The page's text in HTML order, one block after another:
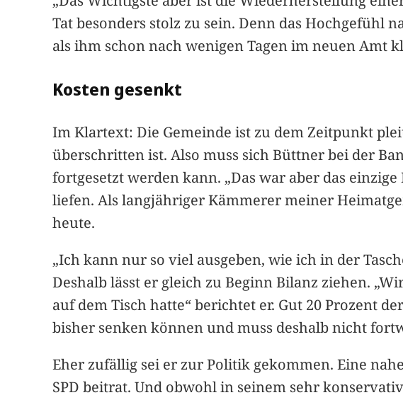
Tat besonders stolz zu sein. Denn das Hochgefühl
als ihm schon nach wenigen Tagen im neuen Amt
Kosten gesenkt
Im Klartext: Die Gemeinde ist zu dem Zeitpunkt
überschritten ist. Also muss sich Büttner bei der
fortgesetzt werden kann. „Das war aber das
liefen. Als langjähriger Kämmerer meiner
heute.
„Ich kann nur so viel ausgeben, wie ich in der
Deshalb lässt er gleich zu Beginn Bilanz ziehen.
auf dem Tisch hatte“ berichtet er. Gut 20 Prozent
bisher senken können und muss deshalb nicht
Eher zufällig sei er zur Politik gekommen. Eine
SPD beitrat. Und obwohl in seinem sehr